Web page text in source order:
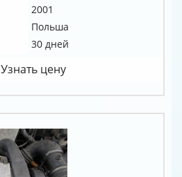
2001
Польша
30 дней
Узнать цену